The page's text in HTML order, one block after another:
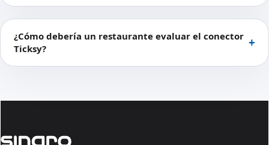
¿Cómo debería un restaurante evaluar el conector
Ticksy?